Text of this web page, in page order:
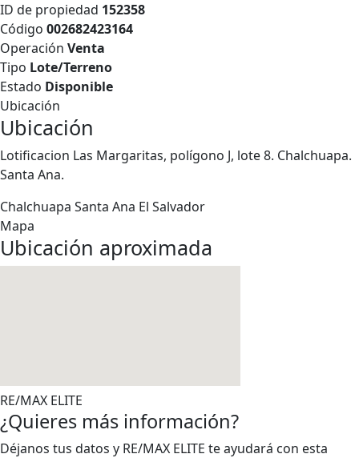
ID de propiedad 152358
Código 002682423164
Operación Venta
Tipo Lote/Terreno
Estado Disponible
Ubicación
Ubicación
Lotificacion Las Margaritas, polígono J, lote 8. Chalchuapa.
Santa Ana.
Chalchuapa Santa Ana El Salvador
Mapa
Ubicación aproximada
RE/MAX ELITE
¿Quieres más información?
Déjanos tus datos y RE/MAX ELITE te ayudará con esta